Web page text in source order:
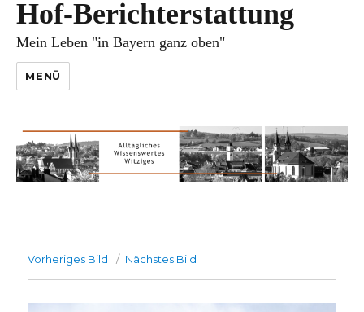
Hof-Berichterstattung
Mein Leben "in Bayern ganz oben"
MENÜ
Vorheriges Bild Nächstes Bild